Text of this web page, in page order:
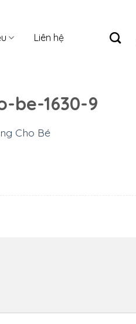
Liên hệ
be-1630-9
Cho Bé